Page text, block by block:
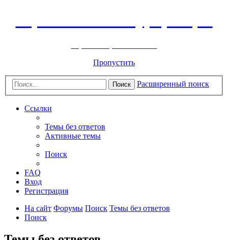
Пропустить
Поиск Расширенный поиск
Ссылки
Темы без ответов
Активные темы
Поиск
FAQ
Вход
Регистрация
На сайт Форумы Поиск Темы без ответов
Поиск